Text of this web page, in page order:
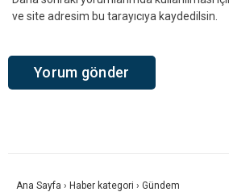
ve site adresim bu tarayıcıya kaydedilsin.
Ana Sayfa › Haber kategori › Gündem